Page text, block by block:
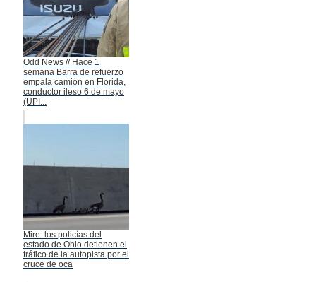
Odd News // Hace 1
semana Barra de refuerzo
empala camión en Florida,
conductor ileso 6 de mayo
(UPI...
Mire: los policías del
estado de Ohio detienen el
tráfico de la autopista por el
cruce de oca